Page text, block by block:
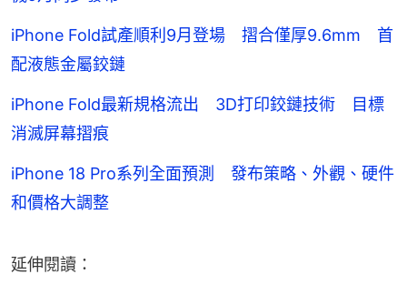
iPhone Fold試產順利9月登場 摺合僅厚9.6mm 首
配液態金屬鉸鏈
iPhone Fold最新規格流出 3D打印鉸鏈技術 目標
消滅屏幕摺痕
iPhone 18 Pro系列全面預測 發布策略、外觀、硬件
和價格大調整
延伸閱讀：